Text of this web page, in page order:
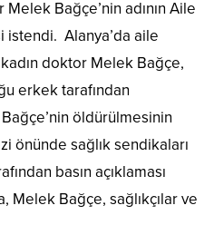
Bağçe’nin adının Aile
istendi. Alanya’da aile
doktor Melek Bağçe,
erkek tarafından
öldürülmesinin
önünde sağlık sendikaları
basın açıklaması
Melek Bağçe, sağlıkçılar ve